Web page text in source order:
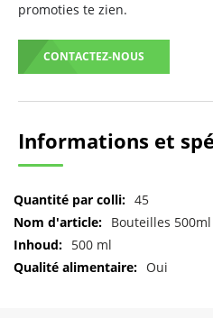
promoties te zien.
CONTACTEZ-NOUS
Informations et
Pour
plus
45
Bouteilles 500ml
500 ml
Oui